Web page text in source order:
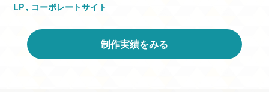
LP コーポレートサイト
制作実績をみる